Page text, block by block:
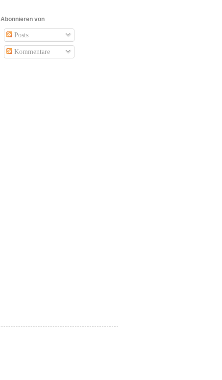
Abonnieren von
Posts
Kommentare